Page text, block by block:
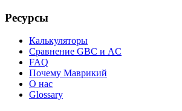
Ресурсы
Калькуляторы
Сравнение GBC и AC
FAQ
Почему Маврикий
О нас
Glossary